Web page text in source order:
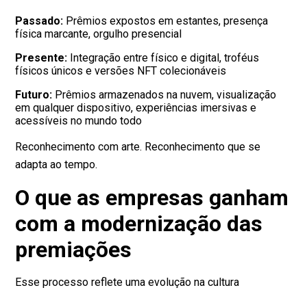
Passado: Prêmios expostos em estantes, presença
física marcante, orgulho presencial
Presente: Integração entre físico e digital, troféus
físicos únicos e versões NFT colecionáveis
Futuro: Prêmios armazenados na nuvem, visualização
em qualquer dispositivo, experiências imersivas e
acessíveis no mundo todo
Reconhecimento com arte. Reconhecimento que se
adapta ao tempo.
O que as empresas ganham
com a modernização das
premiações
Esse processo reflete uma evolução na cultura